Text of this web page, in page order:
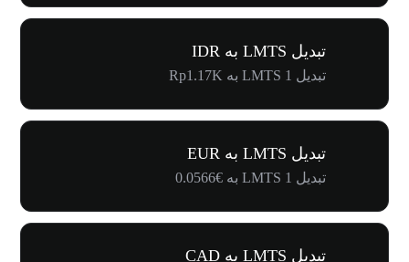
تبدیل LMTS به IDR
تبدیل 1 LMTS به Rp1.17K
تبدیل LMTS به EUR
تبدیل 1 LMTS به €0.0566
تبدیل LMTS به CAD